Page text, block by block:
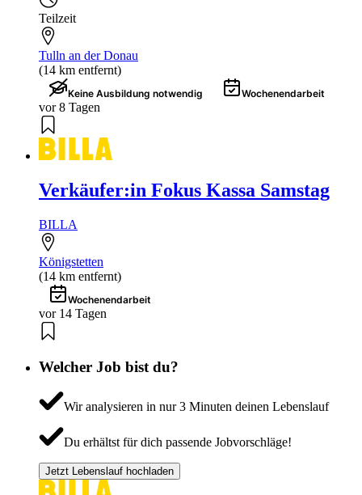
Teilzeit
Tulln an der Donau
(14 km entfernt)
Keine Ausbildung notwendig Wochenendarbeit
vor 8 Tagen
Verkäufer:in Fokus Kassa Samstag
BILLA
Königstetten
(14 km entfernt)
Wochenendarbeit
vor 14 Tagen
Welcher Job bist du?
Wir analysieren in nur 3 Minuten deinen Lebenslauf
Du erhältst für dich passende Jobvorschläge!
Jetzt Lebenslauf hochladen